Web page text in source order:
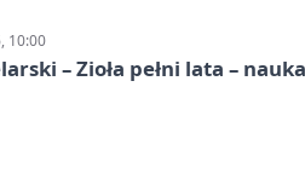
10:00
– Zioła pełni lata –